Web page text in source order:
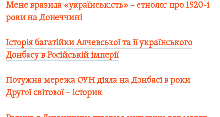
Мене вразила «українськість» – етнолог про 1920-і
роки на Донеччині
Історія багатійки Алчевської та її українського
Донбасу в Російській імперії
Потужна мережа ОУН діяла на Донбасі в роки
Другої світової – історик